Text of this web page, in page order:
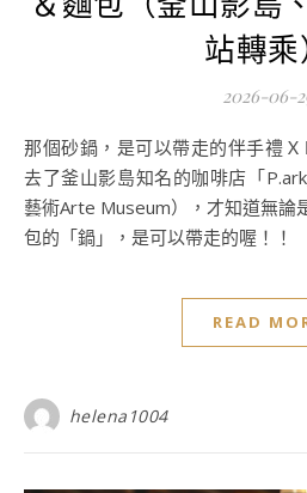
站轉乘
2026-06-
那個砂鍋，是可以帶走的伴手禮ＸＤ 前兩天跟朋友一起，又
去了釜山影島知名的咖啡店「
藝術Arte Museum），才知道無論
包的「鍋」，是可以帶走的喔！！
READ
helena1004